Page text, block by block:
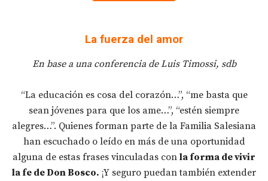
La fuerza del amor
En base a una conferencia de Luis Timossi, sdb
“La educación es cosa del corazón…”, “me basta que
sean jóvenes para que los ame…”, “estén siempre
alegres…”. Quienes forman parte de la Familia Salesiana
han escuchado o leído en más de una oportunidad
alguna de estas frases vinculadas con la forma de vivir
la fe de Don Bosco. ¡Y seguro puedan también extender